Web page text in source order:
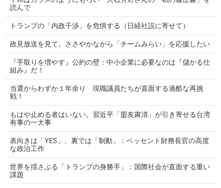
読んで
トランプの「内政干渉」を危惧する（日経社説に寄せて）
政見放送を見て。ささやかながら「チームみらい」を応援したい
『手取りを増やす』公約の壁：中小企業に必要なのは『儲かる仕
組み』だ！
当選からわずか１年余り 現職議員たちが直面する過酷な再挑
戦！
もはや止める者はいない。習近平「盟友粛清」が引き寄せる台湾
有事の一大事
表向きは「YES」、裏では「制動」：ベッセント財務長官の高度
な政治工作
世界を揺さぶる「トランプの身勝手」：国際社会が直面する重い
課題